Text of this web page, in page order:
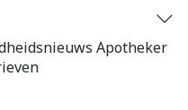
Apotheker